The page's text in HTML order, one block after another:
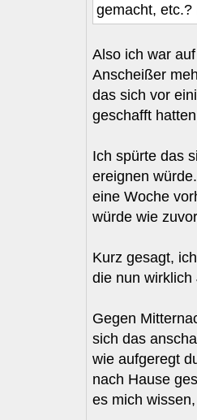
gemacht, etc.?
Also ich war
Anscheißer
das sich vor
geschafft
Ich spürte das
ereignen
eine Woche
würde wie
Kurz gesagt,
die nun wirklich
Gegen
sich das
wie aufgeregt
nach Hause
es mich